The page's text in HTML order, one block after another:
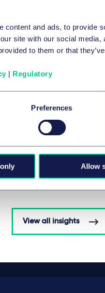
content and ads, to provide
site with our social
to them or that
| Regulatory
Preferences
Allow
Taylor Wessing
24 juillet 2026
View all insights